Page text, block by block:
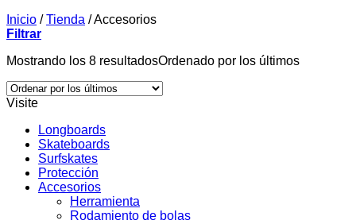
Inicio / Tienda /Accesorios
Filtrar
Mostrando los 8 resultadosOrdenado por los últimos
Visite
Longboards
Skateboards
Surfskates
Protección
Accesorios
Herramienta
Rodamiento de bolas